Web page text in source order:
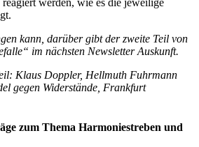
werden, wie es die jeweilige
kann, darüber gibt der zweite Teil von
im nächsten Newsletter Auskunft.
Klaus Doppler, Hellmuth Fuhrmann
gegen Widerstände, Frankfurt
zum Thema Harmoniestreben und